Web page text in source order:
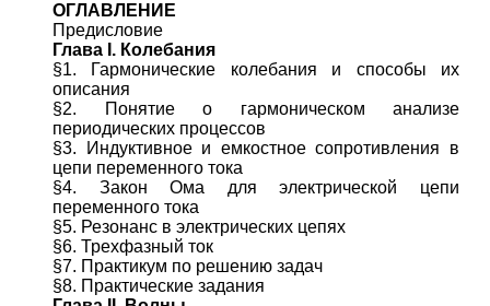
ОГЛАВЛЕНИЕ
Предисловие
Глава I. Колебания
§1. Гармонические колебания и способы их
описания
§2. Понятие о гармоническом анализе
периодических процессов
§3. Индуктивное и емкостное сопротивления в
цепи переменного тока
§4. Закон Ома для электрической цепи
переменного тока
§5. Резонанс в электрических цепях
§6. Трехфазный ток
§7. Практикум по решению задач
§8. Практические задания